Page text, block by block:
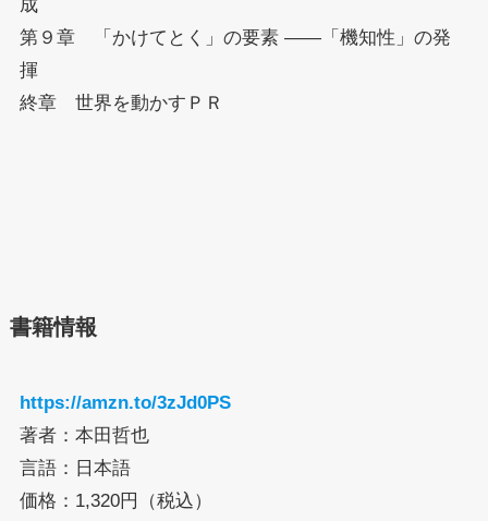
成
第９章 「かけてとく」の要素 ――「機知性」の発
揮
終章 世界を動かすＰＲ
書籍情報
https://amzn.to/3zJd0PS
著者：本田哲也
言語：日本語
価格：1,320円（税込）